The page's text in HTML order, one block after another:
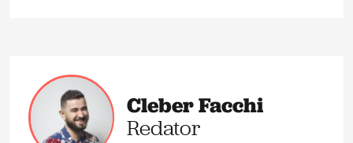
Cleber Facchi
Redator